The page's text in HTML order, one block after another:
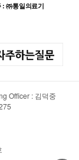
: ㈜통일의료기
Officer : 김덕중